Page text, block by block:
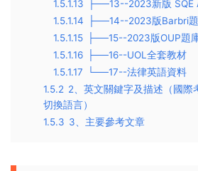
1.5.1.13
├──13--2023新版 SQE
1.5.1.14
├──14--2023版Barbri
1.5.1.15
├──15--2023版OUP題
1.5.1.16
├──16--UOL全套教材
1.5.1.17
└──17--法律英語資料
1.5.2 2、英文關鍵字及描述（國際
切換語言）
1.5.3 3、主要參考文章